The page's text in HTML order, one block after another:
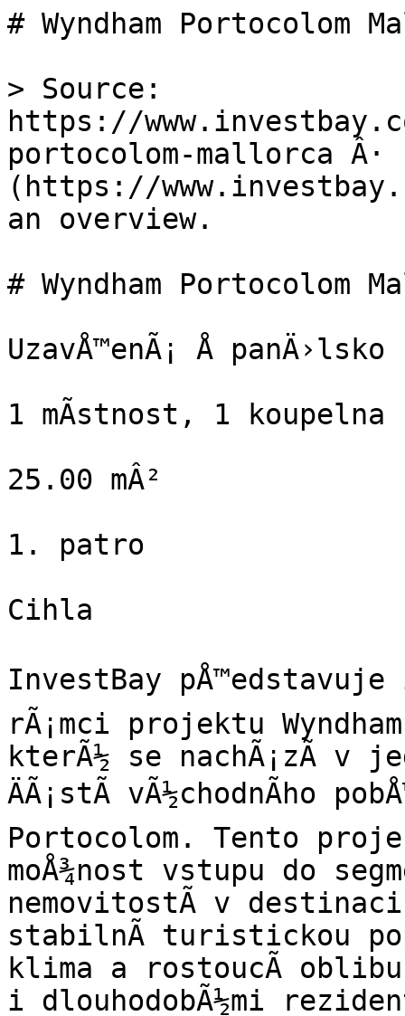
# Wyndham Portocolom
> Source:
https://
portocolom-mallorca
(https://
an overview.
# Wyndham Portocolom
UzavÅ™enÃ¡ Å panÄ›lsko
1 mÃ­stnost, 1 koupelna
25.00 mÂ²
1. patro
Cihla
InvestBay
rÃ¡mci projektu
kterÃ½ se nachÃ¡zÃ­ v
ÄÃ¡stÃ­ vÃ½chodnÃ­ho
Portocolom. Tento
moÅ¾nost vstupu do
nemovitostÃ­ v
stabilnÃ­ turistickou
klima a rostoucÃ­
i dlouhodobÃ½mi